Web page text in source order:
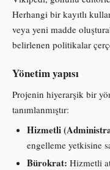
Herhangi bir kayıtlı
veya yeni madde
belirlenen politikalar
Yönetim yapısı
Projenin hiyerarşik bir
tanımlanmıştır:
Hizmetli
engelleme yetkisine
Bürokrat: Hizmetli